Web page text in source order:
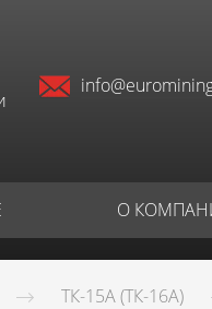
О
ТК-15А (ТК-16А)